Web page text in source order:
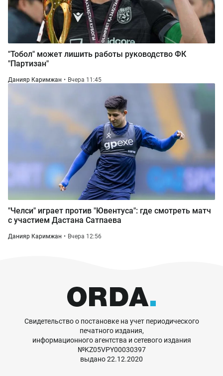
"Тобол" может лишить работы руководство ФК
"Партизан"
Данияр Каримжан Вчера 11:45
"Челси" играет против "Ювентуса": где смотреть матч
с участием Дастана Сатпаева
Данияр Каримжан Вчера 12:56
Свидетельство о постановке на учет периодического
печатного издания,
информационного агентства и сетевого издания
№KZ05VPY00030397
выдано 22.12.2020